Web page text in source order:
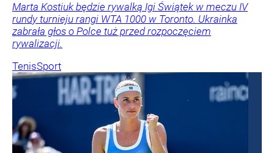
Marta Kostiuk będzie rywalką Igi Świątek w meczu IV
rundy turnieju rangi WTA 1000 w Toronto. Ukrainka
zabrała głos o Polce tuż przed rozpoczęciem
rywalizacji.
TenisSport